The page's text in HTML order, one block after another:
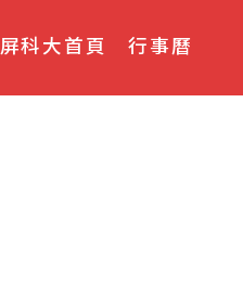
屏科大首頁 行事曆